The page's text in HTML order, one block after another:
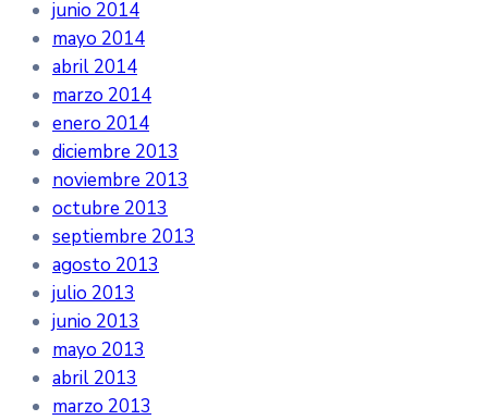
junio 2014
mayo 2014
abril 2014
marzo 2014
enero 2014
diciembre 2013
noviembre 2013
octubre 2013
septiembre 2013
agosto 2013
julio 2013
junio 2013
mayo 2013
abril 2013
marzo 2013